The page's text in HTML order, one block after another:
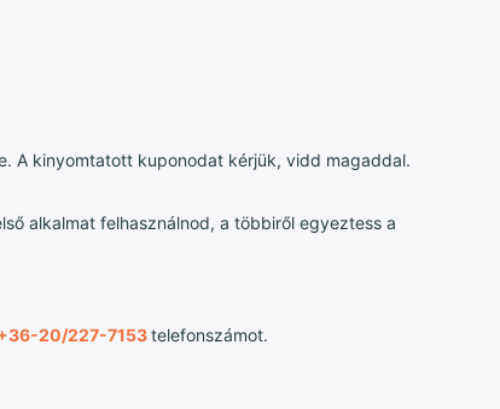
A kinyomtatott kuponodat kérjük, vidd magaddal.
alkalmat felhasználnod, a többiről egyeztess a
20/227-7153telefonszámot.